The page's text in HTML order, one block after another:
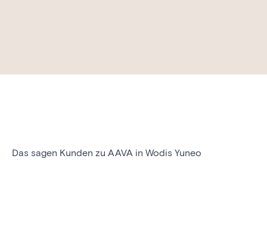
Das sagen Kunden zu AAVA in Wodis Yuneo